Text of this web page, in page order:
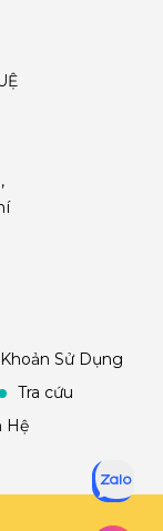
Sử Dụng
Tra cứu
Hệ